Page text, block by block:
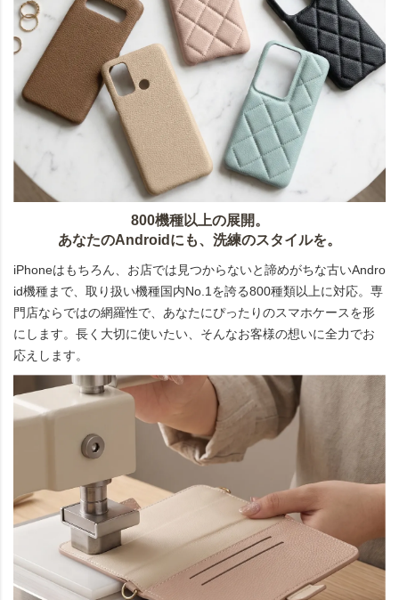
800機種以上の展開。
あなたのAndroidにも、洗練のスタイルを。
iPhoneはもちろん、お店では見つからないと諦めがちな古いAndro
id機種まで、取り扱い機種国内No.1を誇る800種類以上に対応。専
門店ならではの網羅性で、あなたにぴったりのスマホケースを形
にします。長く大切に使いたい、そんなお客様の想いに全力でお
応えします。